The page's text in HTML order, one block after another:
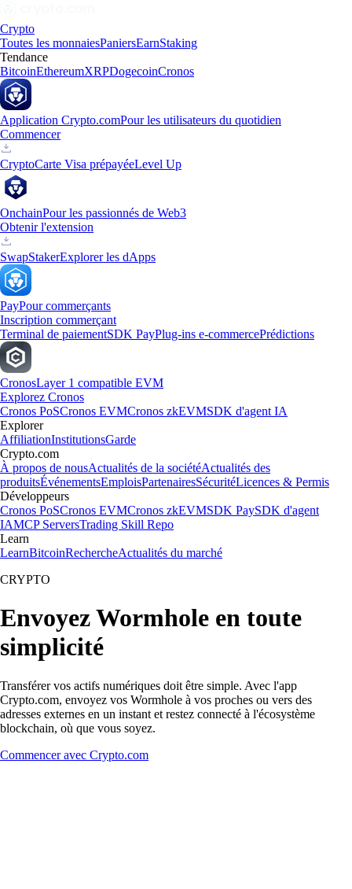
Crypto
Toutes les monnaiesPaniersEarnStaking
Tendance
BitcoinEthereumXRPDogecoinCronos
Application Crypto.comPour les utilisateurs du quotidien
Commencer
CryptoCarte Visa prépayéeLevel Up
OnchainPour les passionnés de Web3
Obtenir l'extension
SwapStakerExplorer les dApps
PayPour commerçants
Inscription commerçant
Terminal de paiementSDK PayPlug-ins e-commercePrédictions
CronosLayer 1 compatible EVM
Explorez Cronos
Cronos PoSCronos EVMCronos zkEVMSDK d'agent IA
Explorer
AffiliationInstitutionsGarde
Crypto.com
À propos de nousActualités de la sociétéActualités des
produitsÉvénementsEmploisPartenairesSécuritéLicences & Permis
Développeurs
Cronos PoSCronos EVMCronos zkEVMSDK PaySDK d'agent
IAMCP ServersTrading Skill Repo
Learn
LearnBitcoinRechercheActualités du marché
CRYPTO
Envoyez Wormhole en toute
simplicité
Transférer vos actifs numériques doit être simple. Avec l'app
Crypto.com, envoyez vos Wormhole à vos proches ou vers des
adresses externes en un instant et restez connecté à l'écosystème
blockchain, où que vous soyez.
Commencer avec Crypto.com